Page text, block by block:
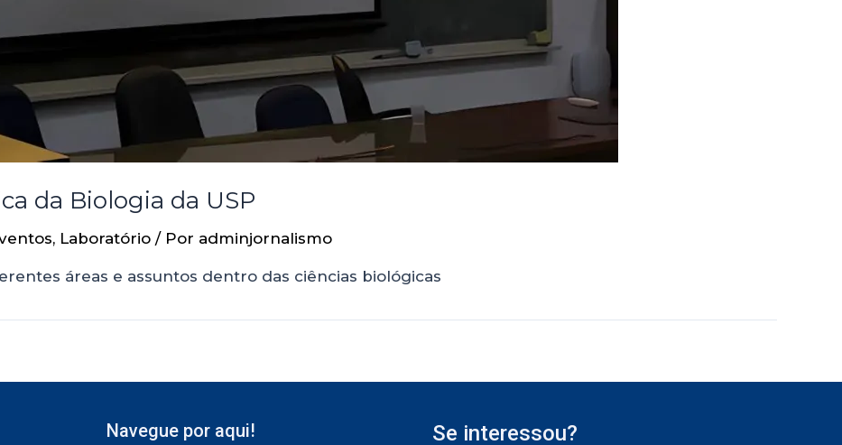
da Biologia da USP
, Laboratório / Por adminjornalismo
áreas e assuntos dentro das ciências biológicas
Navegue por aqui! Se interessou?